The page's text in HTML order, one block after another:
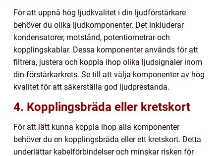
För att uppnå hög ljudkvalitet i din ljudförstärkare
behöver du olika ljudkomponenter. Det inkluderar
kondensatorer, motstånd, potentiometrar och
kopplingskablar. Dessa komponenter används för att
filtrera, justera och koppla ihop olika ljudsignaler inom
din förstärkarkrets. Se till att välja komponenter av hög
kvalitet för att säkerställa god ljudprestanda.
4. Kopplingsbräda eller kretskort
För att lätt kunna koppla ihop alla komponenter
behöver du en kopplingsbräda eller ett kretskort. Detta
underlättar kabelförbindelser och minskar risken för